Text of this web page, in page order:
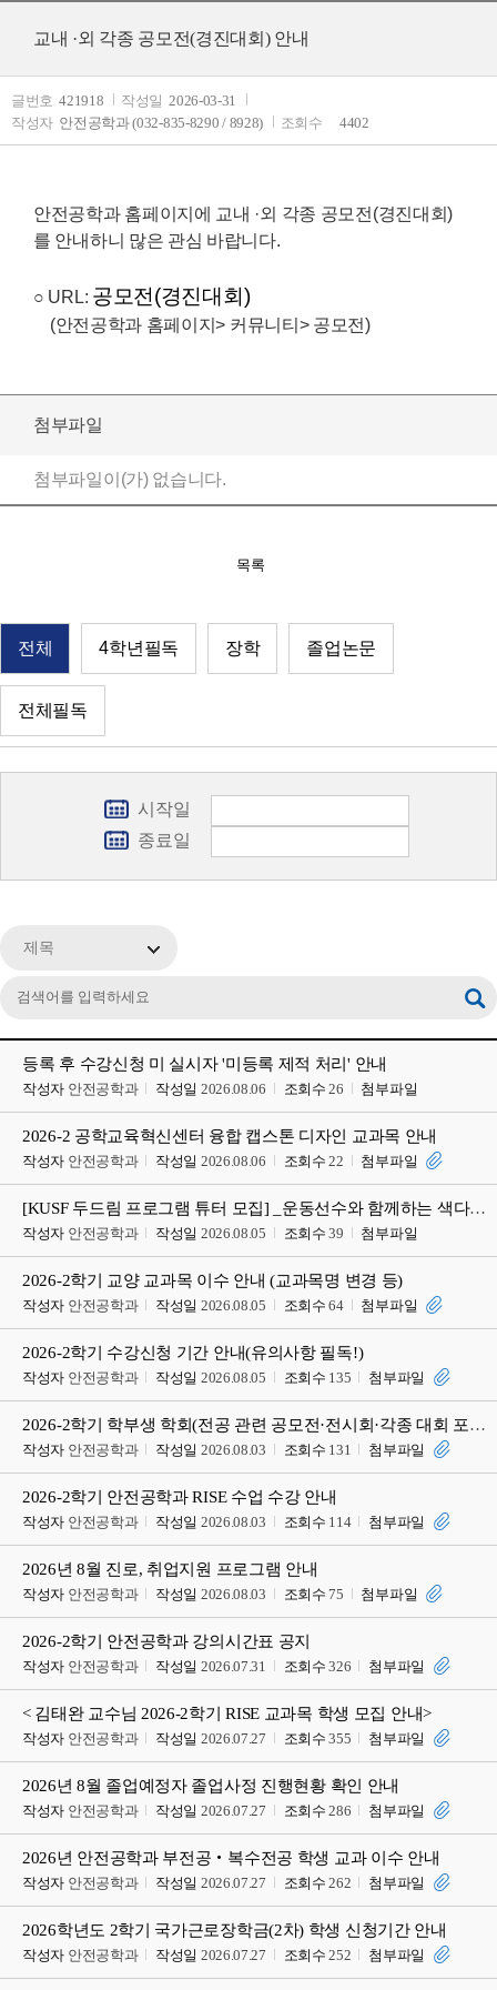
교내 ·외 각종 공모전(경진대회) 안내
글번호 421918 작성일 2026-03-31
작성자 안전공학과 (032-835-8290 / 8928) 조회수 4402
안전공학과 홈페이지에 교내 ·외 각종 공모전(경진대회)
를 안내하니 많은 관심 바랍니다.
○ URL: 공모전(경진대회)
(안전공학과 홈페이지> 커뮤니티> 공모전)
첨부파일
첨부파일이(가) 없습니다.
목록
전체 4학년필독 장학 졸업논문
전체필독
시작일
종료일
제목
등록 후 수강신청 미 실시자 '미등록 제적 처리' 안내
작성자 안전공학과 작성일 2026.08.06 조회수 26 첨부파일
2026-2 공학교육혁신센터 융합 캡스톤 디자인 교과목 안내
작성자 안전공학과 작성일 2026.08.06 조회수 22 첨부파일
[KUSF 두드림 프로그램 튜터 모집] _운동선수와 함께하는 색다른 교류형 수업
작성자 안전공학과 작성일 2026.08.05 조회수 39 첨부파일
2026-2학기 교양 교과목 이수 안내 (교과목명 변경 등)
작성자 안전공학과 작성일 2026.08.05 조회수 64 첨부파일
2026-2학기 수강신청 기간 안내(유의사항 필독!)
작성자 안전공학과 작성일 2026.08.05 조회수 135 첨부파일
2026-2학기 학부생 학회(전공 관련 공모전·전시회·각종 대회 포함)발표 지원 프로그램 안내
작성자 안전공학과 작성일 2026.08.03 조회수 131 첨부파일
2026-2학기 안전공학과 RISE 수업 수강 안내
작성자 안전공학과 작성일 2026.08.03 조회수 114 첨부파일
2026년 8월 진로, 취업지원 프로그램 안내
작성자 안전공학과 작성일 2026.08.03 조회수 75 첨부파일
2026-2학기 안전공학과 강의시간표 공지
작성자 안전공학과 작성일 2026.07.31 조회수 326 첨부파일
< 김태완 교수님 2026-2학기 RISE 교과목 학생 모집 안내>
작성자 안전공학과 작성일 2026.07.27 조회수 355 첨부파일
2026년 8월 졸업예정자 졸업사정 진행현황 확인 안내
작성자 안전공학과 작성일 2026.07.27 조회수 286 첨부파일
2026년 안전공학과 부전공‧복수전공 학생 교과 이수 안내
작성자 안전공학과 작성일 2026.07.27 조회수 262 첨부파일
2026학년도 2학기 국가근로장학금(2차) 학생 신청기간 안내
작성자 안전공학과 작성일 2026.07.27 조회수 252 첨부파일